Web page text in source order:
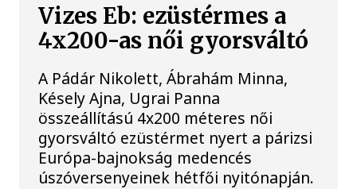
Vizes Eb: ezüstérmes a
4x200-as női gyorsváltó
A Pádár Nikolett, Ábrahám Minna,
Késely Ajna, Ugrai Panna
összeállítású 4x200 méteres női
gyorsváltó ezüstérmet nyert a párizsi
Európa-bajnokság medencés
úszóversenyeinek hétfői nyitónapján.